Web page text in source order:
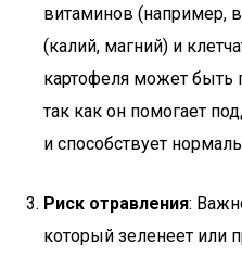
витаминов (например,
(калий, магний) и
картофеля может
так как он помогает
и способствует
Риск отравления:
который зеленеет или